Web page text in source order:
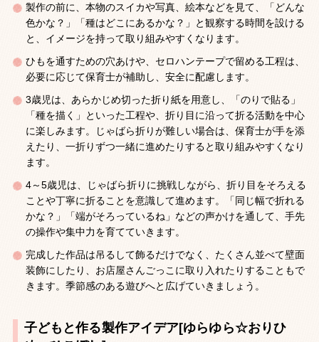
製作の前に、本物のスイカや写真、絵本などを見て、「どんな
色かな？」「種はどこにあるかな？」と観察する時間を設ける
と、イメージを持って取り組みやすくなります。
ひもを通すための穴あけや、セロハンテープで留める工程は、
必要に応じて保育士が補助し、安全に配慮します。
3歳児は、あらかじめ切った折り紙を用意し、「のりで貼る」
「種を描く」といった工程や、折り目に沿って折る活動を中心
に楽しみます。じゃばら折りが難しい場合は、保育士が手を添
えたり、一折りずつ一緒に進めたりすると取り組みやすくなり
ます。
4～5歳児は、じゃばら折りに挑戦しながら、折り目をそろえる
ことや丁寧に折ることを意識して進めます。「同じ幅で折れる
かな？」「端がそろっているね」などの声かけを通して、手先
の操作や集中力を育てていきます。
完成した作品は吊るして飾るだけでなく、たくさん並べて壁面
装飾にしたり、お店屋さんごっこに取り入れたりすることもで
きます。季節感のある遊びへと広げていきましょう。
子どもと作る製作アイデア[ゆらゆら☆おりひ